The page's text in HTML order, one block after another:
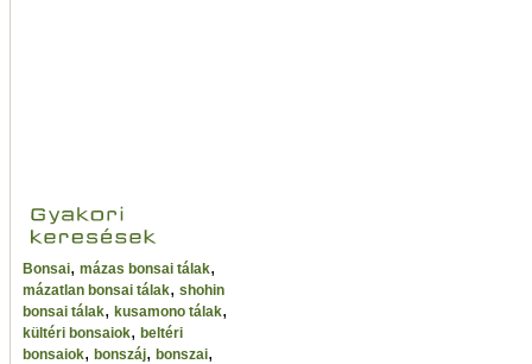
Bonsai, mázas bonsai tálak,
mázatlan bonsai tálak, shohin
bonsai tálak, kusamono tálak,
kültéri bonsaiok, beltéri
bonsaiok, bonszáj, bonszai,